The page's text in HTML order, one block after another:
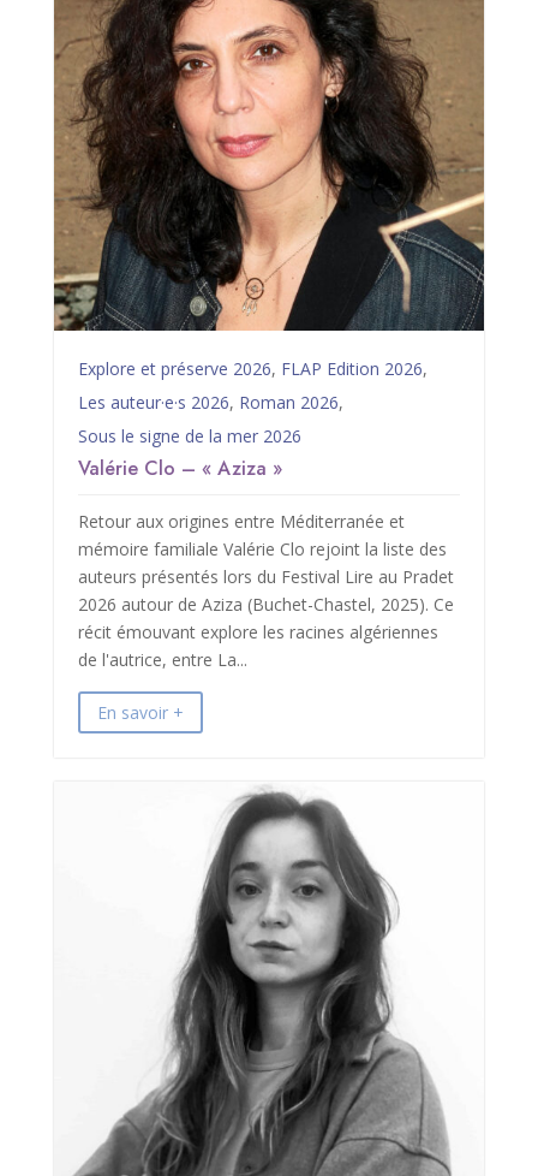
Explore et préserve 2026, FLAP Edition 2026,
Les auteur·e·s 2026, Roman 2026,
Sous le signe de la mer 2026
Valérie Clo – « Aziza »
Retour aux origines entre Méditerranée et
mémoire familiale Valérie Clo rejoint la liste des
auteurs présentés lors du Festival Lire au Pradet
2026 autour de Aziza (Buchet-Chastel, 2025). Ce
récit émouvant explore les racines algériennes
de l'autrice, entre La...
En savoir +